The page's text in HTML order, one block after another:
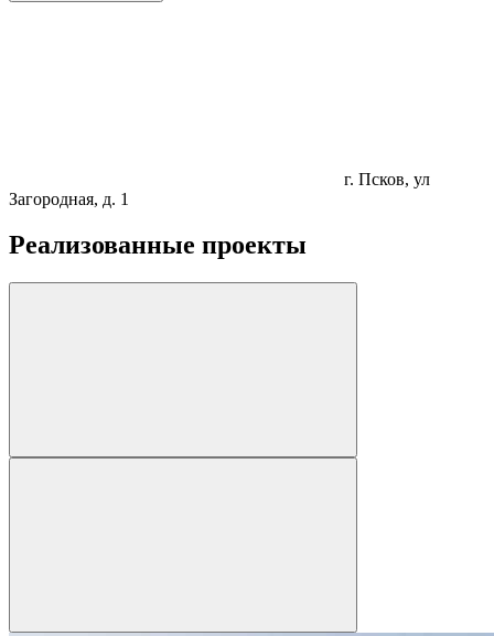
г. Псков, ул
Загородная, д. 1
Реализованные проекты